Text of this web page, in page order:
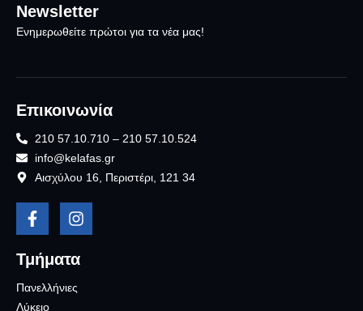
Newsletter
Ενημερωθείτε πρώτοι για τα νέα μας!
Επικοινωνία
210 57.10.710 – 210 57.10.524
info@kelafas.gr
Αισχύλου 16, Περιστέρι, 121 34
Τμήματα
Πανελλήνιες
Λύκειο